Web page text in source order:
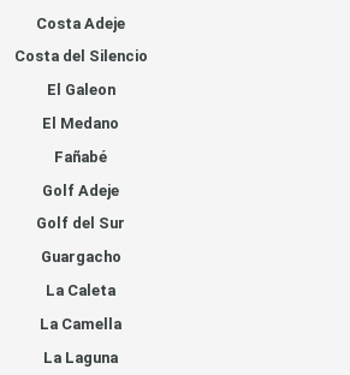
Costa Adeje
Costa del Silencio
El Galeon
El Medano
Fañabé
Golf Adeje
Golf del Sur
Guargacho
La Caleta
La Camella
La Laguna